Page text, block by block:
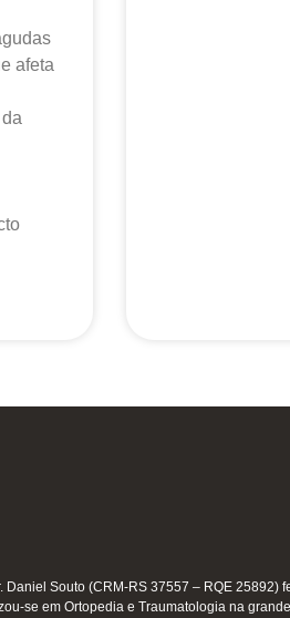
afeta
Daniel Souto (CRM-RS 37557 – RQE 25892)
se em Ortopedia e Traumatologia na